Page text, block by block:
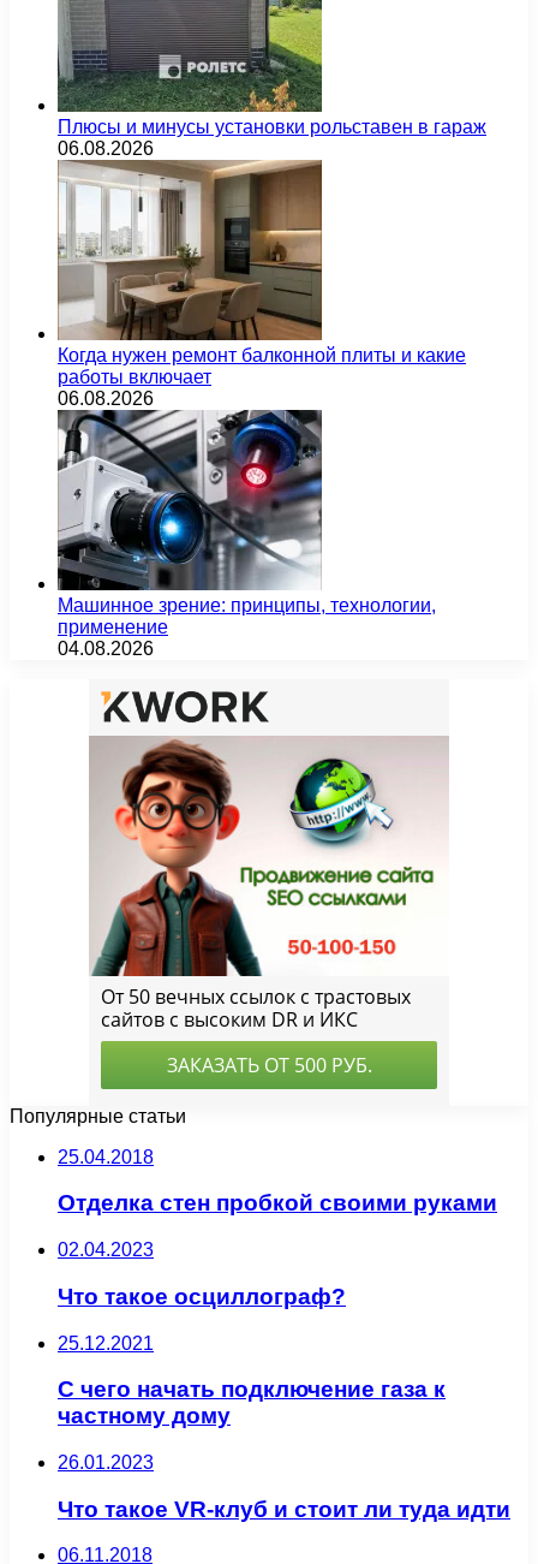
Плюсы и минусы установки рольставен в гараж
06.08.2026
Когда нужен ремонт балконной плиты и какие
работы включает
06.08.2026
Машинное зрение: принципы, технологии,
применение
04.08.2026
Популярные статьи
25.04.2018
Отделка стен пробкой своими руками
02.04.2023
Что такое осциллограф?
25.12.2021
С чего начать подключение газа к
частному дому
26.01.2023
Что такое VR-клуб и стоит ли туда идти
06.11.2018